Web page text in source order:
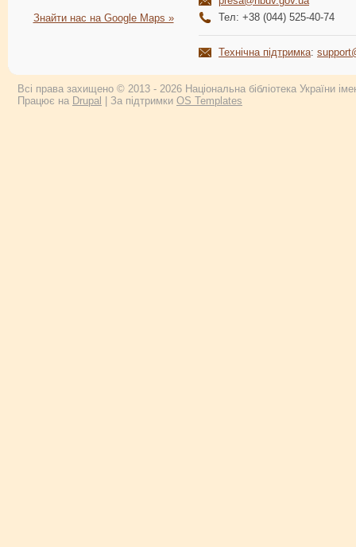
Знайти нас на Google Maps »
Тел: +38 (044) 525-40-74
Технічна підтримка:
Всі права захищено © 2013 - 2026 Національна бібліотека України
Працює на Drupal | За підтримки OS Templates